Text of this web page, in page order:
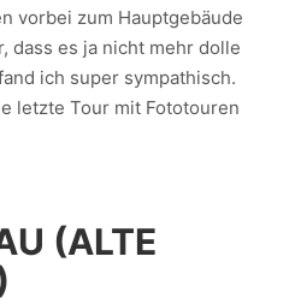
vorbei zum Hauptgebäude
dass es ja nicht mehr dolle
ich super sympathisch.
letzte Tour mit Fototouren
(ALTE